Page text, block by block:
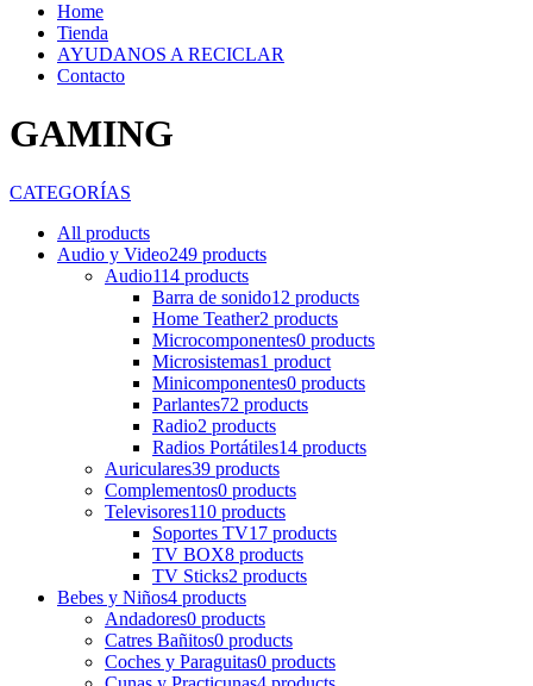
Home
Tienda
AYUDANOS A RECICLAR
Contacto
GAMING
CATEGORÍAS
All products
Audio y Video249 products
Audio114 products
Barra de sonido12 products
Home Teather2 products
Microcomponentes0 products
Microsistemas1 product
Minicomponentes0 products
Parlantes72 products
Radio2 products
Radios Portátiles14 products
Auriculares39 products
Complementos0 products
Televisores110 products
Soportes TV17 products
TV BOX8 products
TV Sticks2 products
Bebes y Niños4 products
Andadores0 products
Catres Bañitos0 products
Coches y Paraguitas0 products